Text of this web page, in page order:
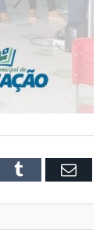
Tumblr Email